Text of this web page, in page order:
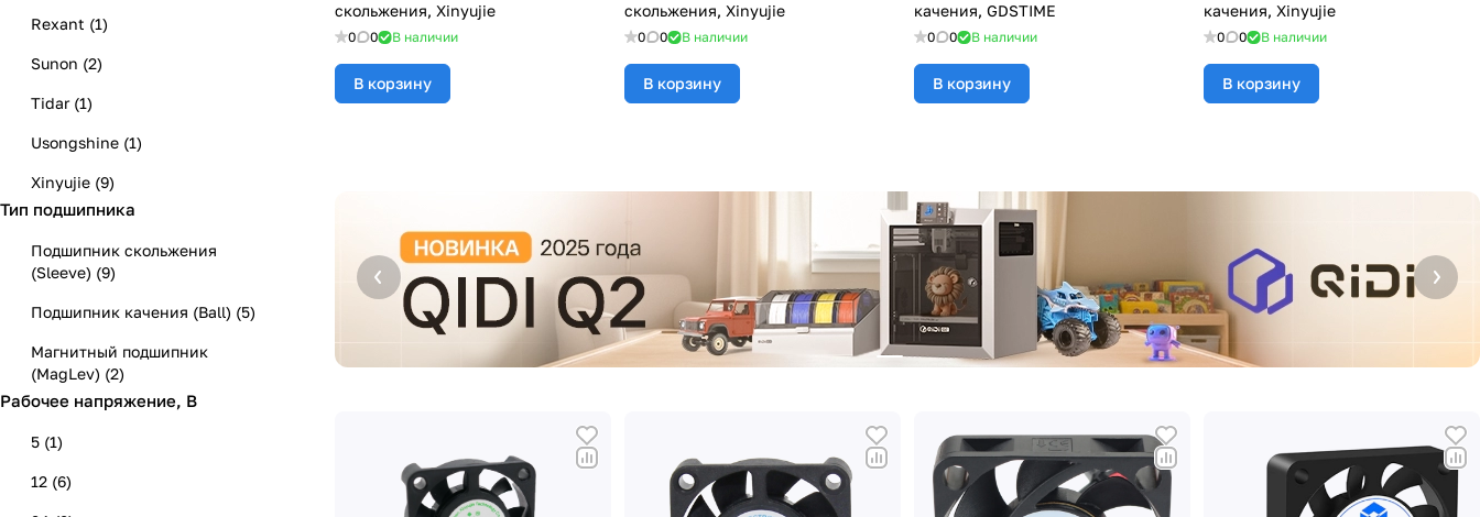
скольжения, Xinyujie
0 0 В наличии
В корзину
скольжения, Xinyujie
0 0 В наличии
В корзину
качения, GDSTIME
0 0 В наличии
В корзину
качения, Xinyujie
0 0 В наличии
В корзину
Rexant (1)
Sunon (2)
Tidar (1)
Usongshine (1)
Xinyujie (9)
Тип подшипника
Подшипник скольжения
(Sleeve) (9)
Подшипник качения (Ball) (5)
Магнитный подшипник
(MagLev) (2)
Рабочее напряжение, В
5 (1)
12 (6)